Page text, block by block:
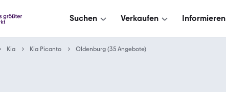
Suchen Verkaufen Informieren
Kia Kia Picanto Oldenburg (35 Angebote)